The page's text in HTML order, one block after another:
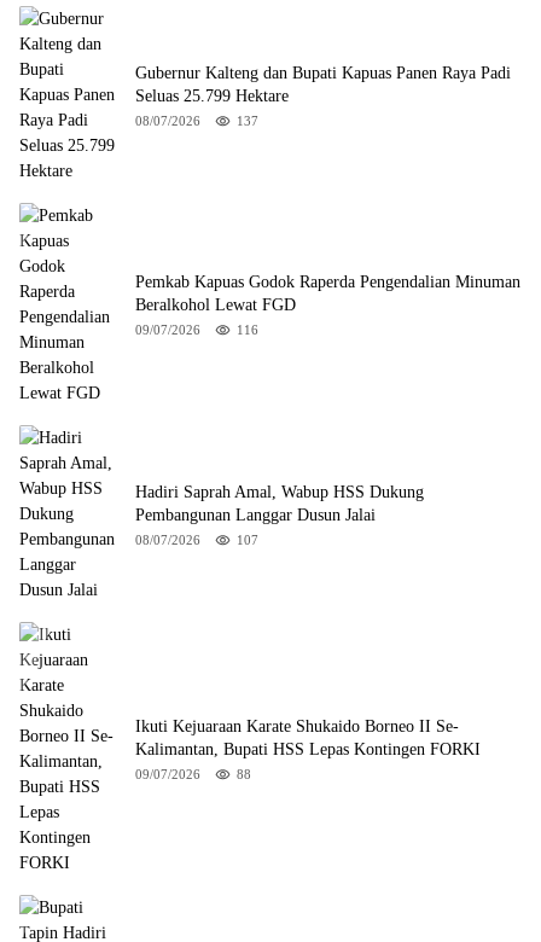
Gubernur Kalteng dan Bupati Kapuas Panen Raya Padi
Seluas 25.799 Hektare
08/07/2026 137
Pemkab Kapuas Godok Raperda Pengendalian Minuman
Beralkohol Lewat FGD
09/07/2026 116
Hadiri Saprah Amal, Wabup HSS Dukung
Pembangunan Langgar Dusun Jalai
08/07/2026 107
Ikuti Kejuaraan Karate Shukaido Borneo II Se-
Kalimantan, Bupati HSS Lepas Kontingen FORKI
09/07/2026 88